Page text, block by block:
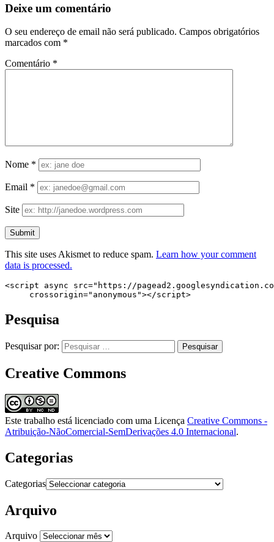
Deixe um comentário
O seu endereço de email não será publicado. Campos obrigatórios
marcados com *
Comentário *
Nome *
Email *
Site
This site uses Akismet to reduce spam. Learn how your comment
data is processed.
<script async src="https://
     crossorigin="anonymous"></script>
Pesquisa
Pesquisar por:
Creative Commons
Este trabalho está licenciado com uma Licença Creative Commons -
Atribuição-NãoComercial-SemDerivações 4.0 Internacional.
Categorias
Categorias
Arquivo
Arquivo